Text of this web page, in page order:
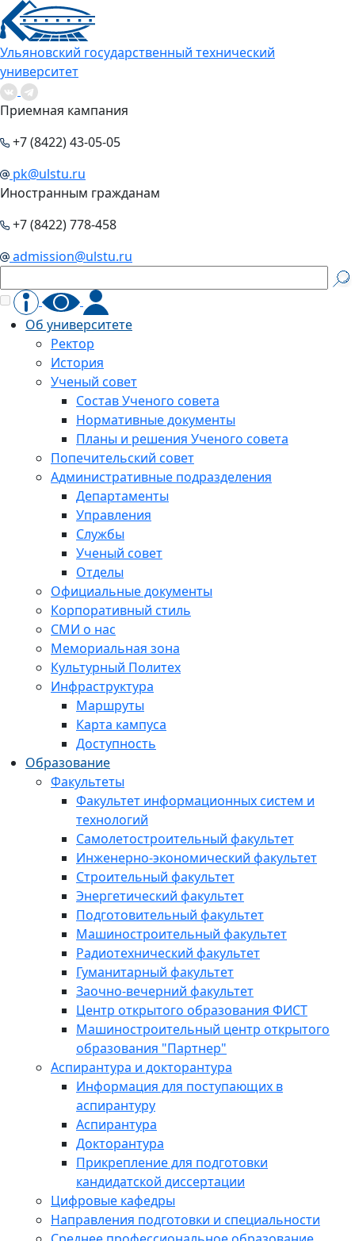
Ульяновский государственный технический
университет
Приемная кампания
+7 (8422) 43-05-05
pk@ulstu.ru
Иностранным гражданам
+7 (8422) 778-458
admission@ulstu.ru
Об университете
Ректор
История
Ученый совет
Состав Ученого совета
Нормативные документы
Планы и решения Ученого совета
Попечительский совет
Административные подразделения
Департаменты
Управления
Службы
Ученый совет
Отделы
Официальные документы
Корпоративный стиль
СМИ о нас
Мемориальная зона
Культурный Политех
Инфраструктура
Маршруты
Карта кампуса
Доступность
Образование
Факультеты
Факультет информационных систем и
технологий
Самолетостроительный факультет
Инженерно-экономический факультет
Строительный факультет
Энергетический факультет
Подготовительный факультет
Машиностроительный факультет
Радиотехнический факультет
Гуманитарный факультет
Заочно-вечерний факультет
Центр открытого образования ФИСТ
Машиностроительный центр открытого
образования "Партнер"
Аспирантура и докторантура
Информация для поступающих в
аспирантуру
Аспирантура
Докторантура
Прикрепление для подготовки
кандидатской диссертации
Цифровые кафедры
Направления подготовки и специальности